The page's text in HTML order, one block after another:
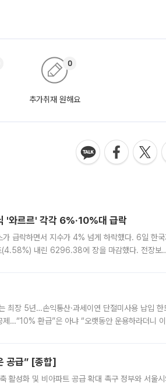
추가취재 원해요
0
'와르르' 각각 6%·10%대 급락
급락하면서 지수가 4% 넘게 하락했다. 6일 한국
(4.58%) 내린 6296.38에 장을 마감했다. 전장보
최장 5년…손익통산·과세이연 단절미사용 납입 한
…“10% 환급”은 아냐 “오랫동안 운용하라더니
공급” [종합]
활성화 및 비아파트 공급 확대 촉구 정부와 서울시